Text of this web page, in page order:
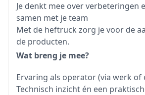
Je denkt mee over verbeteringen
samen met je team
Met de heftruck zorg je voor de
de producten.
Wat breng je mee?
Ervaring als operator (via werk of
Technisch inzicht én een